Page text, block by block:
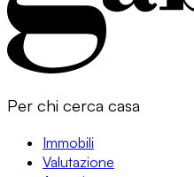
Per chi cerca casa
Immobili
Valutazione